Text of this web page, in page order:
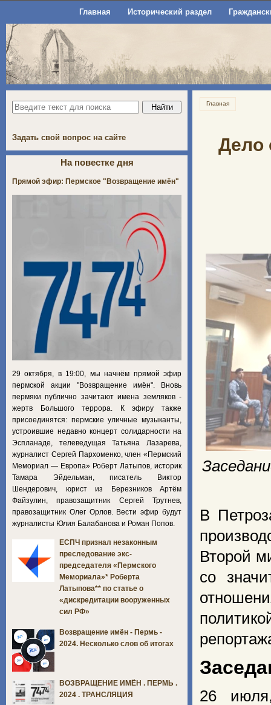
Главная Исторический раздел
Главная
Дело
В
Второй
со
26
Задать свой вопрос на сайте
На повестке дня
Прямой эфир: Пермское "Возвращение имён"
29 октября, в 19:00, мы начнём прямой эфир
пермской акции "Возвращение имён". Вновь
пермяки публично зачитают имена земляков -
жертв Большого террора. К эфиру также
присоединятся: пермские уличные музыканты,
устроившие недавно концерт солидарности на
Эспланаде, телеведущая Татьяна Лазарева,
журналист Сергей Пархоменко, член «Пермский
Мемориал — Европа» Роберт Латыпов, историк
Тамара Эйдельман, писатель Виктор
Шендерович, юрист из Березников Артём
Файзулин, правозащитник Сергей Трутнев,
правозащитник Олег Орлов. Вести эфир будут
журналисты Юлия Балабанова и Роман Попов.
ЕСПЧ признал незаконным
преследование экс-
председателя «Пермского
Мемориала»* Роберта
Латыпова** по статье о
«дискредитации вооруженных
сил РФ»
Возвращение имён - Пермь -
2024. Несколько слов об итогах
ВОЗВРАЩЕНИЕ ИМЁН . ПЕРМЬ .
2024 . ТРАНСЛЯЦИЯ